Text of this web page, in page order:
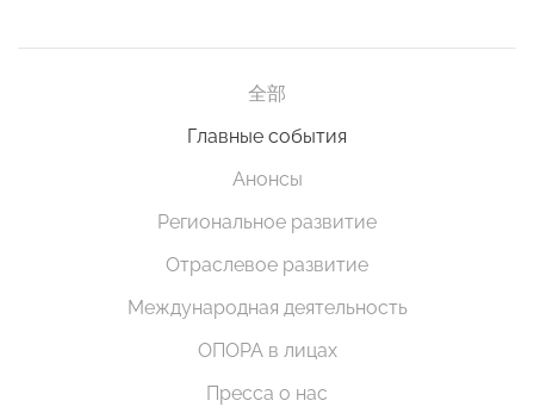
全部
Главные события
Анонсы
Региональное развитие
Отраслевое развитие
Международная деятельность
ОПОРА в лицах
Пресса о нас